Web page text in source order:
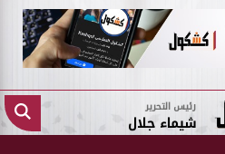
رئيس التحرير
شيماء جلال